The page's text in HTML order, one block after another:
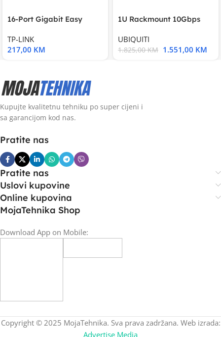
16-Port Gigabit Easy
TP-LINK
217,00 KM
1U Rackmount 10Gbps
UBIQUITI
1.825,00KM 1.551,00 KM
Kupujte kvalitetnu tehniku po super cijeni i
sa garancijom kod nas.
Pratite nas
Pratite nas
Uslovi kupovine
Online kupovina
MojaTehnika Shop
Download App on Mobile:
Copyright © 2025 MojaTehnika. Sva prava zadržana. Web izrada:
Advertise Media